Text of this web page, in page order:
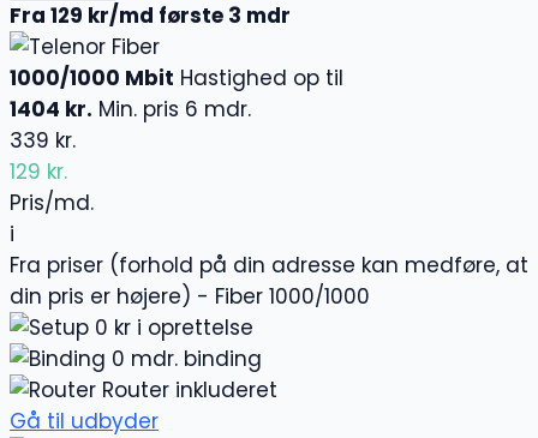
Fra 129 kr/md første 3 mdr
Fiber
1000/1000 Mbit Hastighed op til
1404 kr. Min. pris 6 mdr.
339 kr.
129 kr.
Pris/md.
i
Fra priser (forhold på din adresse kan medføre, at
din pris er højere) - Fiber 1000/1000
0 kr i oprettelse
0 mdr. binding
Router inkluderet
Gå til udbyder